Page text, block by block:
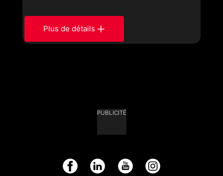
Plus de détails
PUBLICITÉ
Facebook LinkedIn YouTube Instagram